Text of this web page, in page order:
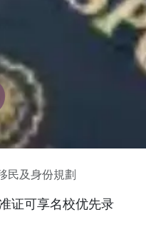
民及身份規劃
证可享名校优先录